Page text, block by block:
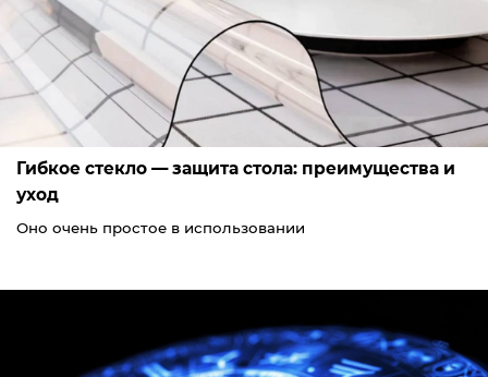
Гибкое стекло — защита стола: преимущества и
уход
Оно очень простое в использовании